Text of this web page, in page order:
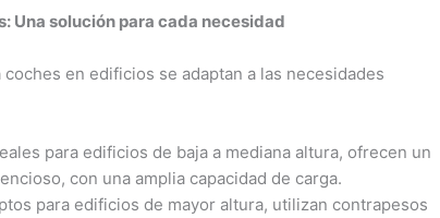
Una solución para cada necesidad
en edificios se adaptan a las necesidades
para edificios de baja a mediana altura, ofrecen un
con una amplia capacidad de carga.
para edificios de mayor altura, utilizan contrapesos